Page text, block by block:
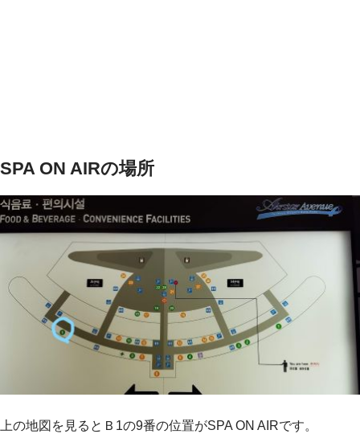
SPA ON AIRの場所
上の地図を見るとＢ1の9番の位置がSPA ON AIRです。